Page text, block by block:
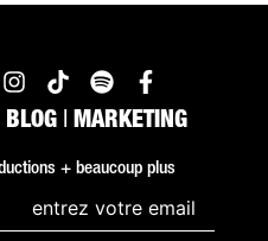
BLOG | MARKETING
+ beaucoup plus